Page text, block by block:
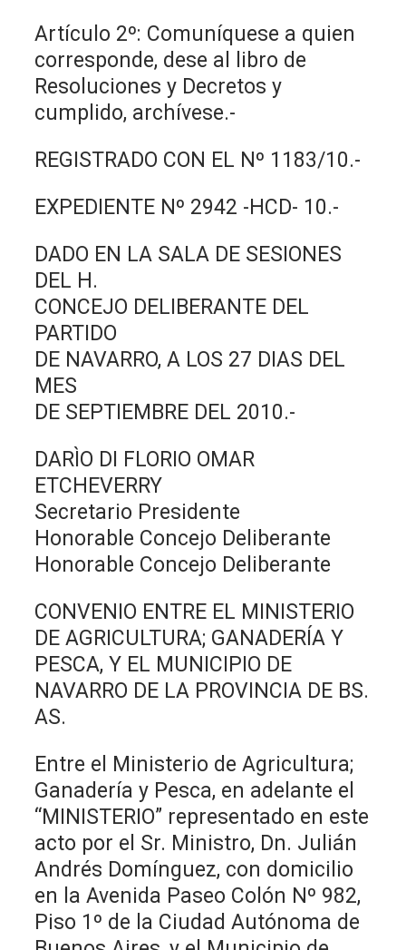
Artículo 2º: Comuníquese a quien
corresponde, dese al libro de
Resoluciones y Decretos y
cumplido, archívese.-
REGISTRADO CON EL Nº 1183/10.-
EXPEDIENTE Nº 2942 -HCD- 10.-
DADO EN LA SALA DE SESIONES
DEL H.
CONCEJO DELIBERANTE DEL
PARTIDO
DE NAVARRO, A LOS 27 DIAS DEL
MES
DE SEPTIEMBRE DEL 2010.-
DARÌO DI FLORIO OMAR
ETCHEVERRY
Secretario Presidente
Honorable Concejo Deliberante
Honorable Concejo Deliberante
CONVENIO ENTRE EL MINISTERIO
DE AGRICULTURA; GANADERÍA Y
PESCA, Y EL MUNICIPIO DE
NAVARRO DE LA PROVINCIA DE BS.
AS.
Entre el Ministerio de Agricultura;
Ganadería y Pesca, en adelante el
“MINISTERIO” representado en este
acto por el Sr. Ministro, Dn. Julián
Andrés Domínguez, con domicilio
en la Avenida Paseo Colón Nº 982,
Piso 1º de la Ciudad Autónoma de